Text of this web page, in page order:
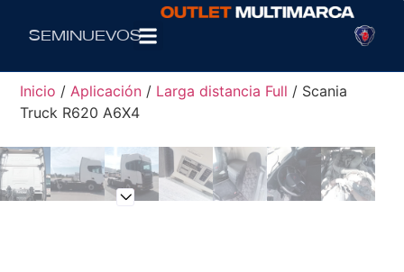
Seminuevos
Inicio / Aplicación / Larga distancia Full / Scania
Truck R620 A6X4